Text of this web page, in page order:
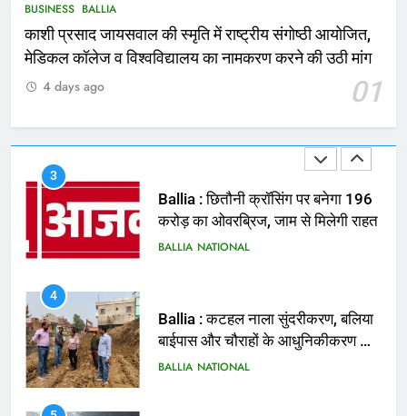
BUSINESS BALLIA
काशी प्रसाद जायसवाल की स्मृति में राष्ट्रीय संगोष्ठी आयोजित,
मेडिकल कॉलेज व विश्वविद्यालय का नामकरण करने की उठी मांग
01
4 days ago
2
भरत तिवारी एनकाउंटर मामले को लेकर
सियासत तेज, भाजपा सांसद ने बताई हत्या
NATIONAL POLITICS
3
Ballia : छितौनी क्रॉसिंग पर बनेगा 196
करोड़ का ओवरब्रिज, जाम से मिलेगी राहत
BALLIA NATIONAL
4
Ballia : कटहल नाला सुंदरीकरण, बलिया
बाईपास और चौराहों के आधुनिकीकरण की
तैयारी तेज
BALLIA NATIONAL